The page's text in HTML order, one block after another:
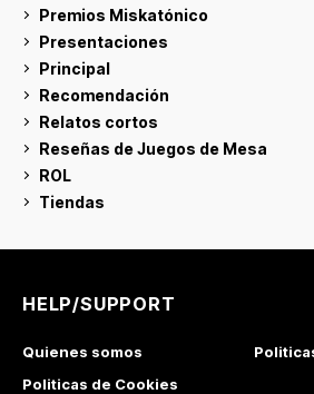
Premios Miskatónico
Presentaciones
Principal
Recomendación
Relatos cortos
Reseñas de Juegos de Mesa
ROL
Tiendas
HELP/SUPPORT
Quienes somos
Politicas de Cookies